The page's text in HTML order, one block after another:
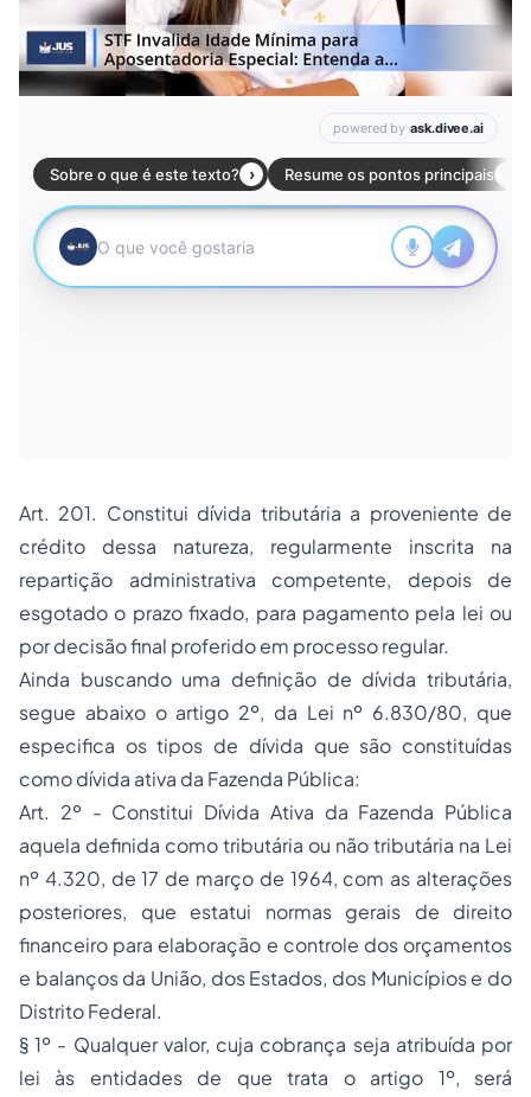
Art. 201. Constitui dívida tributária a proveniente de
crédito dessa natureza, regularmente inscrita na
repartição administrativa competente, depois de
esgotado o prazo fixado, para pagamento pela lei ou
por decisão final proferido em processo regular.
Ainda buscando uma definição de dívida tributária,
segue abaixo o artigo 2º, da Lei nº 6.830/80, que
especifica os tipos de dívida que são constituídas
como dívida ativa da Fazenda Pública:
Art. 2º - Constitui Dívida Ativa da Fazenda Pública
aquela definida como tributária ou não tributária na Lei
nº 4.320, de 17 de março de 1964, com as alterações
posteriores, que estatui normas gerais de direito
financeiro para elaboração e controle dos orçamentos
e balanços da União, dos Estados, dos Municípios e do
Distrito Federal.
§ 1º - Qualquer valor, cuja cobrança seja atribuída por
lei às entidades de que trata o artigo 1º, será